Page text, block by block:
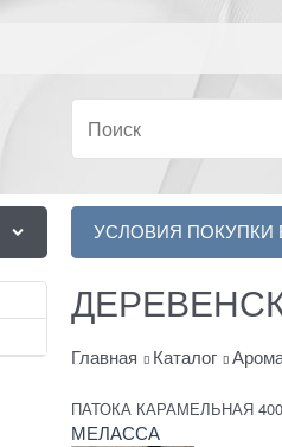
УСЛОВИЯ ПОКУПКИ
Главная Каталог
ПАТОКА КАРАМЕЛЬНАЯ 400
МЕЛАССА